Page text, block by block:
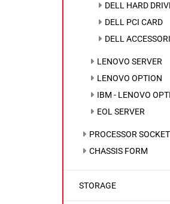
DELL HARD
DELL PCI CARD
DELL
LENOVO SERVER
LENOVO OPTION
IBM - LENOVO
EOL SERVER
PROCESSOR SOCKET
CHASSIS FORM
STORAGE